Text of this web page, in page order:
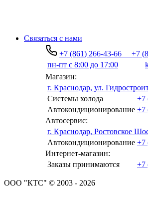
Связаться с нами
+7 (861) 266-43-66
+7
пн-пт с 8:00 до 17:00
Магазин:
г. Краснодар, ул.
Системы холода
+7
Автокондиционирование +7
Автосервис:
г. Краснодар, Ростовское
Автокондиционирование +7
Интернет-магазин:
Заказы принимаются
+7
ООО "КТС" © 2003 - 2026